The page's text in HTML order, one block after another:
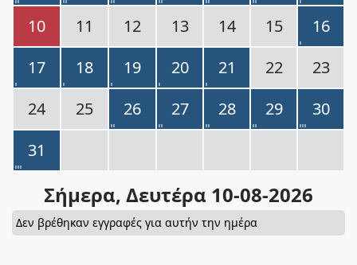
10
11 12 13 14 15
16
17
18 19 20 21 22
23
24
25 26 27 28 29
30
31
Σήμερα, Δευτέρα 10-08-2026
Δεν βρέθηκαν εγγραφές για αυτήν την ημέρα